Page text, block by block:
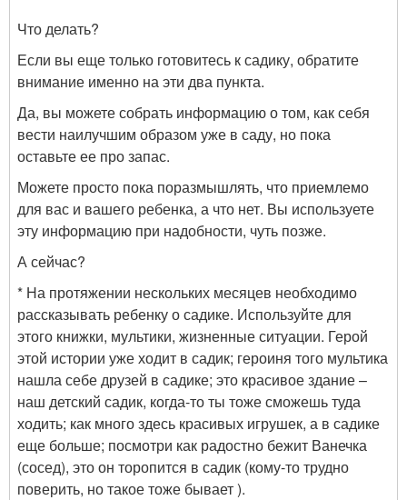
Что делать?
Если вы еще только готовитесь к садику, обратите
внимание именно на эти два пункта.
Да, вы можете собрать информацию о том, как себя
вести наилучшим образом уже в саду, но пока
оставьте ее про запас.
Можете просто пока поразмышлять, что приемлемо
для вас и вашего ребенка, а что нет. Вы используете
эту информацию при надобности, чуть позже.
А сейчас?
* На протяжении нескольких месяцев необходимо
рассказывать ребенку о садике. Используйте для
этого книжки, мультики, жизненные ситуации. Герой
этой истории уже ходит в садик; героиня того мультика
нашла себе друзей в садике; это красивое здание –
наш детский садик, когда-то ты тоже сможешь туда
ходить; как много здесь красивых игрушек, а в садике
еще больше; посмотри как радостно бежит Ванечка
(сосед), это он торопится в садик (кому-то трудно
поверить, но такое тоже бывает ).